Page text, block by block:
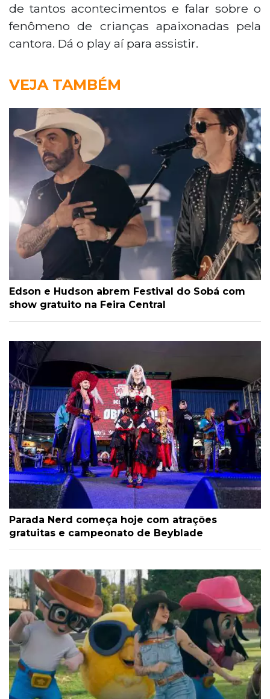
de tantos acontecimentos e falar sobre o
fenômeno de crianças apaixonadas pela
cantora. Dá o play aí para assistir.
VEJA TAMBÉM
Edson e Hudson abrem Festival do Sobá com
show gratuito na Feira Central
Parada Nerd começa hoje com atrações
gratuitas e campeonato de Beyblade